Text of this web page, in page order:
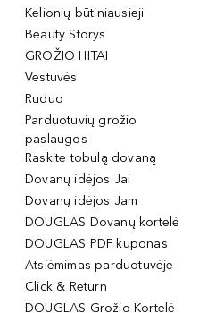
Kelionių būtiniausieji
Beauty Storys
GROŽIO HITAI
Vestuvės
Ruduo
Parduotuvių grožio
paslaugos
Raskite tobulą dovaną
Dovanų idėjos Jai
Dovanų idėjos Jam
DOUGLAS Dovanų kortelė
DOUGLAS PDF kuponas
Atsiėmimas parduotuvėje
Click & Return
DOUGLAS Grožio Kortelė